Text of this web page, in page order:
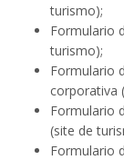
turismo);
Formulario
turismo);
Formulario
corporativa
Formulario
(site de
Formulario